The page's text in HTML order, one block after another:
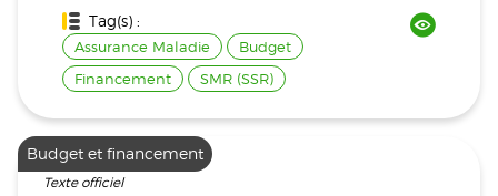
Tag(s) :
Assurance Maladie
Budget
Financement
SMR (SSR)
Budget et financement
Texte officiel